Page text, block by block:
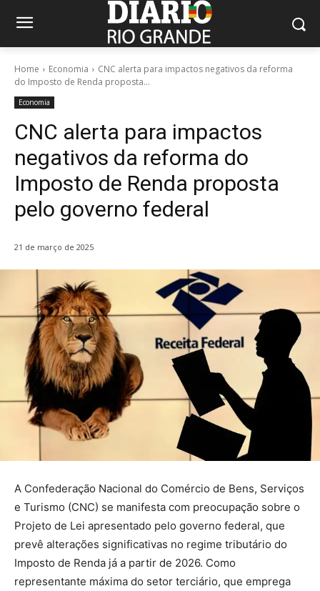
Home Economia
CNC alerta para impactos negativos da reforma
do Imposto de Renda proposta...
Economia
CNC alerta para impactos
negativos da reforma do
Imposto de Renda proposta
pelo governo federal
21 de março de 2025
A Confederação Nacional do Comércio de Bens, Serviços
e Turismo (CNC) se manifesta com preocupação sobre o
Projeto de Lei apresentado pelo governo federal, que
prevê alterações significativas no regime tributário do
Imposto de Renda já a partir de 2026. Como
representante máxima do setor terciário, que emprega